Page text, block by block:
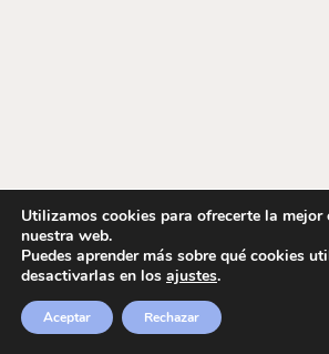
Utilizamos cookies para ofrecerte la mejor
nuestra web.
Puedes aprender más sobre qué cookies
desactivarlas en los ajustes.
Aceptar Rechazar